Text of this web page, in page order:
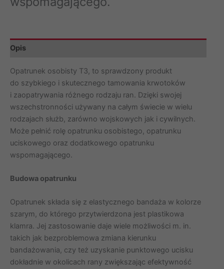
Opis
Opatrunek osobisty T3, to sprawdzony produkt
do szybkiego i skutecznego tamowania krwotoków
i zaopatrywania różnego rodzaju ran. Dzięki swojej
wszechstronności używany na całym świecie w wielu
rodzajach służb, zarówno wojskowych jak i cywilnych.
Może pełnić rolę opatrunku osobistego, opatrunku
uciskowego oraz dodatkowego opatrunku
wspomagającego.
Budowa opatrunku
Opatrunek składa się z elastycznego bandaża w kolorze
szarym, do którego przytwierdzona jest plastikowa
klamra. Jej zastosowanie daje wiele możliwości m. in.
takich jak bezproblemowa zmiana kierunku
bandażowania, czy też uzyskanie punktowego ucisku
dokładnie w okolicach rany zwiększając efektywność